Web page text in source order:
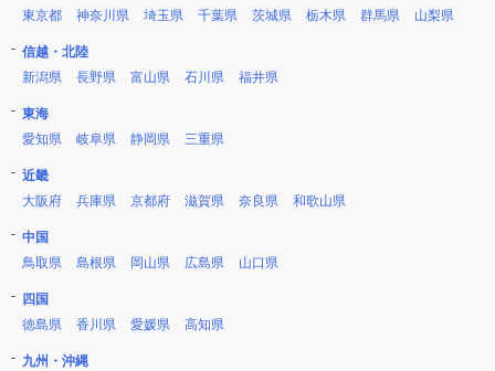
東京都
神奈川県 埼玉県 千葉県 茨城県 栃木県 群馬県 山梨県
信越・北陸
新潟県
長野県 富山県 石川県 福井県
東海
愛知県
岐阜県 静岡県 三重県
近畿
大阪府
兵庫県 京都府 滋賀県 奈良県 和歌山県
中国
鳥取県
島根県 岡山県 広島県 山口県
四国
徳島県
香川県 愛媛県 高知県
九州・沖縄